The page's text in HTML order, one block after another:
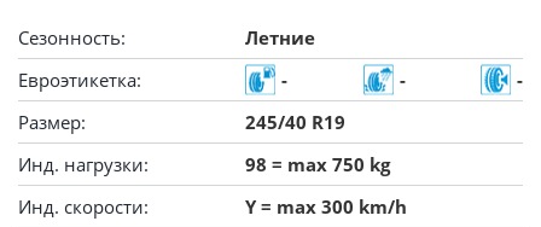
Сезонность:
Летние
Евроэтикетка:
- -
-
Размер:
245/40 R19
Инд. нагрузки:
98 = max 750 kg
Инд. скорости:
Y = max 300 km/h